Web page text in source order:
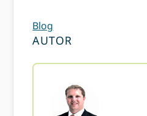
Blog
AUTOR